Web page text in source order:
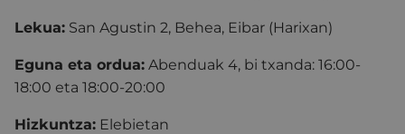
Lekua: San Agustin 2, Behea, Eibar (Harixan)
Eguna eta ordua: Abenduak 4, bi txanda: 16:00-
18:00 eta 18:00-20:00
Hizkuntza: Elebietan